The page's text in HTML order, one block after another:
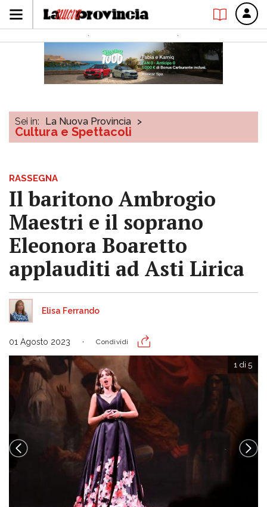
Sei in: La Nuova Provincia >
Cultura e Spettacoli
RASSEGNA
Il baritono Ambrogio
Maestri e il soprano
Eleonora Boaretto
applauditi ad Asti Lirica
Elisa Ferrando
01 Agosto 2023 Condividi
1 di 5